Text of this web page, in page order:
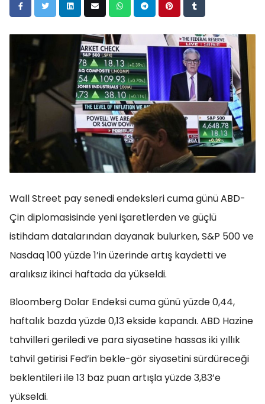
Wall Street pay senedi endeksleri cuma günü ABD-
Çin diplomasisinde yeni işaretlerden ve güçlü
istihdam datalarından dayanak bulurken, S&P 500 ve
Nasdaq 100 yüzde 1’in üzerinde artış kaydetti ve
aralıksız ikinci haftada da yükseldi.
Bloomberg Dolar Endeksi cuma günü yüzde 0,44,
haftalık bazda yüzde 0,13 ekside kapandı. ABD Hazine
tahvilleri geriledi ve para siyasetine hassas iki yıllık
tahvil getirisi Fed’in bekle-gör siyasetini sürdüreceği
beklentileri ile 13 baz puan artışla yüzde 3,83’e
yükseldi.